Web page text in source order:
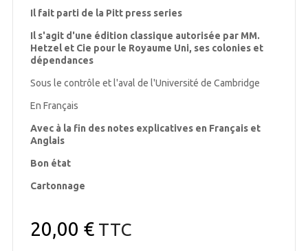
Il fait parti de la Pitt press series
Il s'agit d'une édition classique autorisée par MM.
Hetzel et Cie pour le Royaume Uni, ses colonies et
dépendances
Sous le contrôle et l'aval de l'Université de Cambridge
En Français
Avec à la fin des notes explicatives en Français et
Anglais
Bon état
Cartonnage
20,00 €TTC